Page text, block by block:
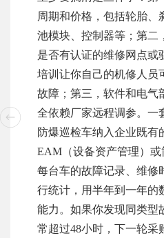
周期和价格，包括轮胎、
池模块、控制器等；第二
是否有认证的维修网点或
培训让你自己的机修人员
故障；第三，软件和电气
全依赖厂家远程调参。一
防爆巡检车纳入企业既有
EAM（设备资产管理）或
每台车的故障记录、维修
行统计，用半年到一年的
能力。如果你发现同类型
常超过48小时，下一轮采